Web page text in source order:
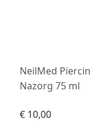
NeilMed
Nazorg 75 ml
€ 10,00